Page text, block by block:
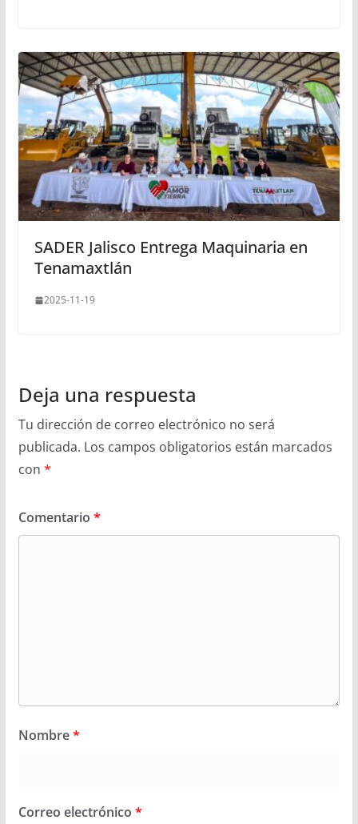
SADER Jalisco Entrega Maquinaria en
Tenamaxtlán
2025-11-19
Deja una respuesta
Tu dirección de correo electrónico no será
publicada. Los campos obligatorios están marcados
con *
Comentario *
Nombre*
Correo electrónico *